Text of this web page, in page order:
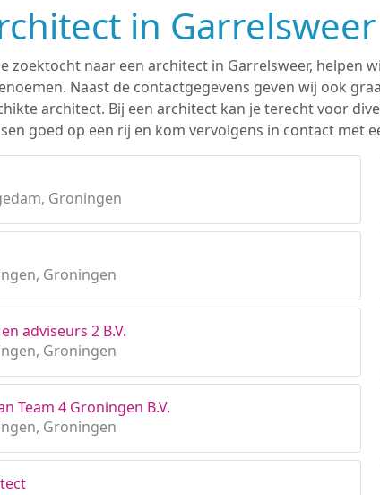
in
zoektocht naar een architect in Garrelsweer,
Naast de contactgegevens geven wij ook
architect. Bij een architect kan je terecht voor
goed op een rij en kom vervolgens in contact met
Groningen
Groningen
adviseurs 2 B.V.
Groningen
Team 4 Groningen B.V.
Groningen